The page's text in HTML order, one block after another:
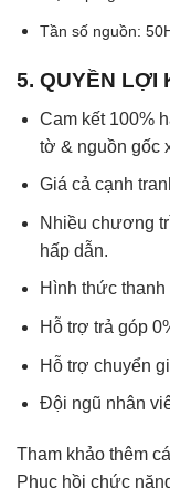
Tần số nguồn:
5. QUYỀN LỢI
Cam kết 100%
tờ & nguồn gốc
Giá cả cạnh
Nhiều chương
hấp dẫn.
Hình thức
Hỗ trợ trả góp
Hỗ trợ chuyển
Đội ngũ nhân
Tham khảo thêm
Phục hồi chức